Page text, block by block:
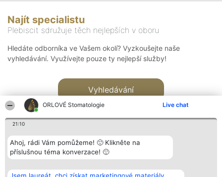
ORLOVÉ Stomatologie Live chat
21:10
Ahoj, rádi Vám pomůžeme! 🙂 Klikněte na
příslušnou téma konverzace! 🙂
Najít specialistu
Plebiscit sdružuje těch nejlepších v oboru
Hledáte odborníka ve Vašem okolí? Vyzkoušejte naše
vyhledávání. Využívejte pouze ty nejlepší služby!
Vyhledávání
Bright Side Solutions sp. z o.
Vítězové
Kontakt